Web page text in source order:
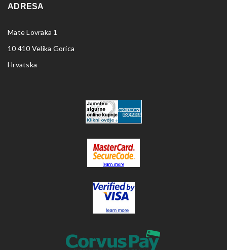
ADRESA
Mate Lovraka 1
10 410 Velika Gorica
Hrvatska